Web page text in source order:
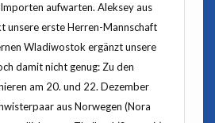
aufwarten. Aleksey aus
unsere erste Herren-Mannschaft
Wladiwostok ergänzt unsere
damit nicht genug: Zu den
am 20. und 22. Dezember
aus Norwegen (Nora